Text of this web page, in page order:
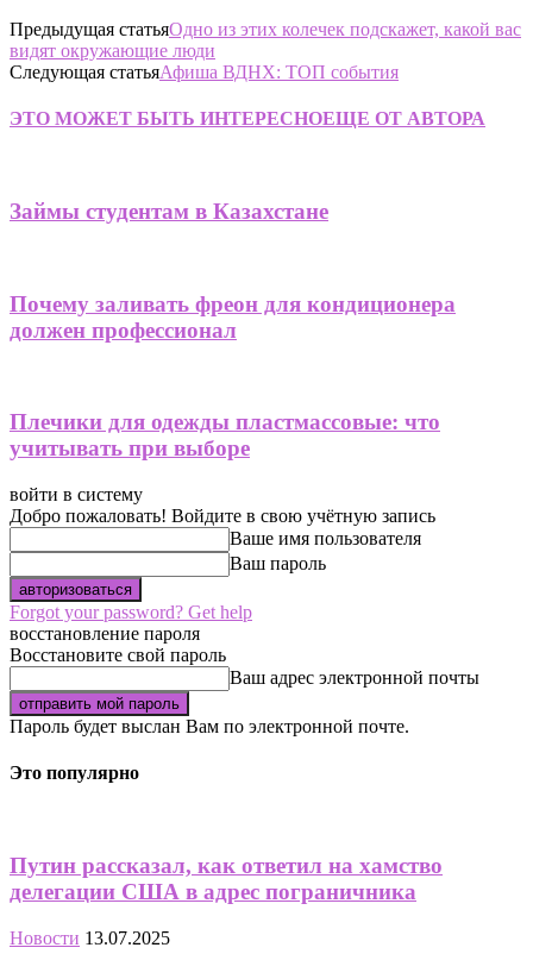
Предыдущая статьяОдно из этих колечек подскажет, какой вас
видят окружающие люди
Следующая статьяАфиша ВДНХ: ТОП события
ЭТО МОЖЕТ БЫТЬ ИНТЕРЕСНОЕЩЕ ОТ АВТОРА
Займы студентам в Казахстане
Почему заливать фреон для кондиционера
должен профессионал
Плечики для одежды пластмассовые: что
учитывать при выборе
войти в систему
Добро пожаловать! Войдите в свою учётную запись
Ваше имя пользователя
Ваш пароль
Forgot your password? Get help
восстановление пароля
Восстановите свой пароль
Ваш адрес электронной почты
Пароль будет выслан Вам по электронной почте.
Это популярно
Путин рассказал, как ответил на хамство
делегации США в адрес пограничника
Новости 13.07.2025